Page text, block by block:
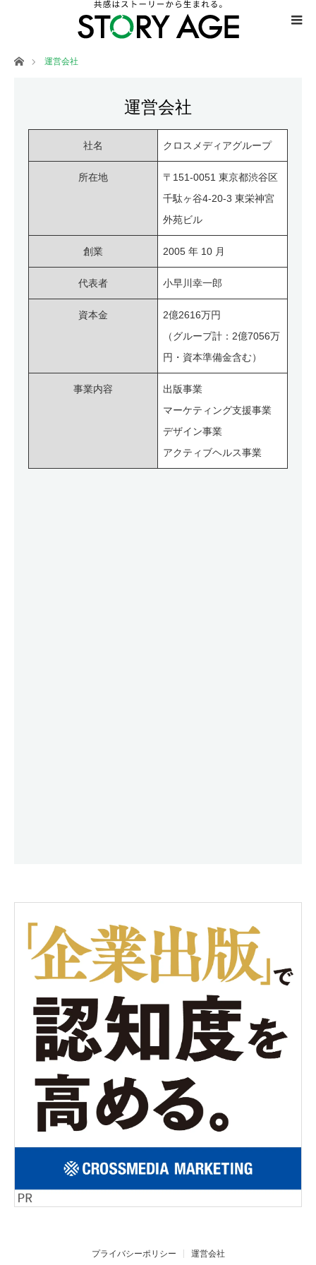
ホーム運営会社
運営会社
社名 クロスメディアグループ
所在地
〒151-0051 東京都渋谷区
千駄ヶ谷4-20-3 東栄神宮
外苑ビル
創業 2005 年 10 月
代表者 小早川幸一郎
資本金
2億2616万円
（グループ計：2億7056万
円・資本準備金含む）
事業内容
出版事業
マーケティング支援事業
デザイン事業
アクティブヘルス事業
プライバシーポリシー 運営会社